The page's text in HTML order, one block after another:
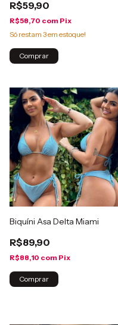
R$59,90
R$58,70 com Pix
Só restam 3em estoque!
Comprar
Biquíni Asa Delta Miami
R$89,90
R$88,10 com Pix
Comprar